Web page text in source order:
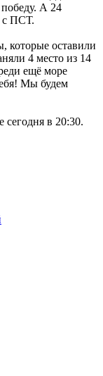
А 24
с ПСТ.
которые оставили
4 место из 14
ещё море
Мы будем
в 20:30.